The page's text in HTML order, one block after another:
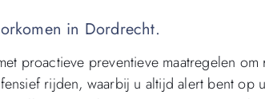
in Dordrecht.
proactieve preventieve maatregelen om
rijden, waarbij u altijd alert bent op